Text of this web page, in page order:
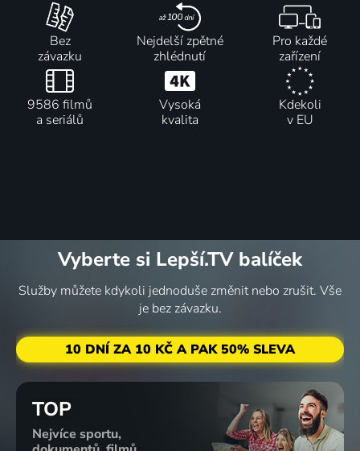
Bez
závazku
Nejdelší zpětné
zhlédnutí
Pro každé
zařízení
9586 filmů
a seriálů
Vysoká
kvalita
Kdekoli
v EU
Vyberte si Lepší.TV balíček
Služby můžete kdykoli jednoduše změnit nebo zrušit. Vše
je bez závazku.
10 DNÍ ZA 10 KČ A PAK 50% SLEVA
TOP
Nejvíce sportu,